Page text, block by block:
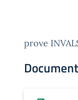
prove